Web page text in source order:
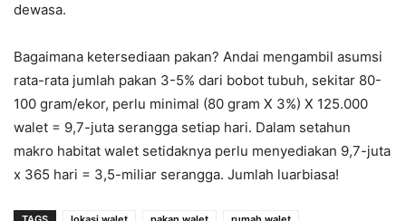
dewasa.
Bagaimana ketersediaan pakan? Andai mengambil asumsi
rata-rata jumlah pakan 3-5% dari bobot tubuh, sekitar 80-
100 gram/ekor, perlu minimal (80 gram X 3%) X 125.000
walet = 9,7-juta serangga setiap hari. Dalam setahun
makro habitat walet setidaknya perlu menyediakan 9,7-juta
x 365 hari = 3,5-miliar serangga. Jumlah luarbiasa!